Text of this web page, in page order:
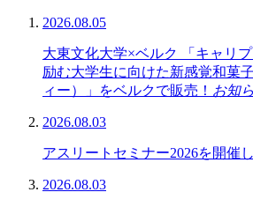
2026.08.05
大東文化大学×ベルク 「キャリ
励む大学生に向けた新感覚和菓
ィー）」をベルクで販売！ お知
2026.08.03
アスリートセミナー2026を開催
2026.08.03